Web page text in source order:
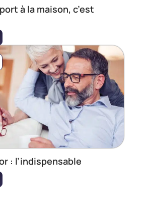
à la maison, c’est
: l’indispensable